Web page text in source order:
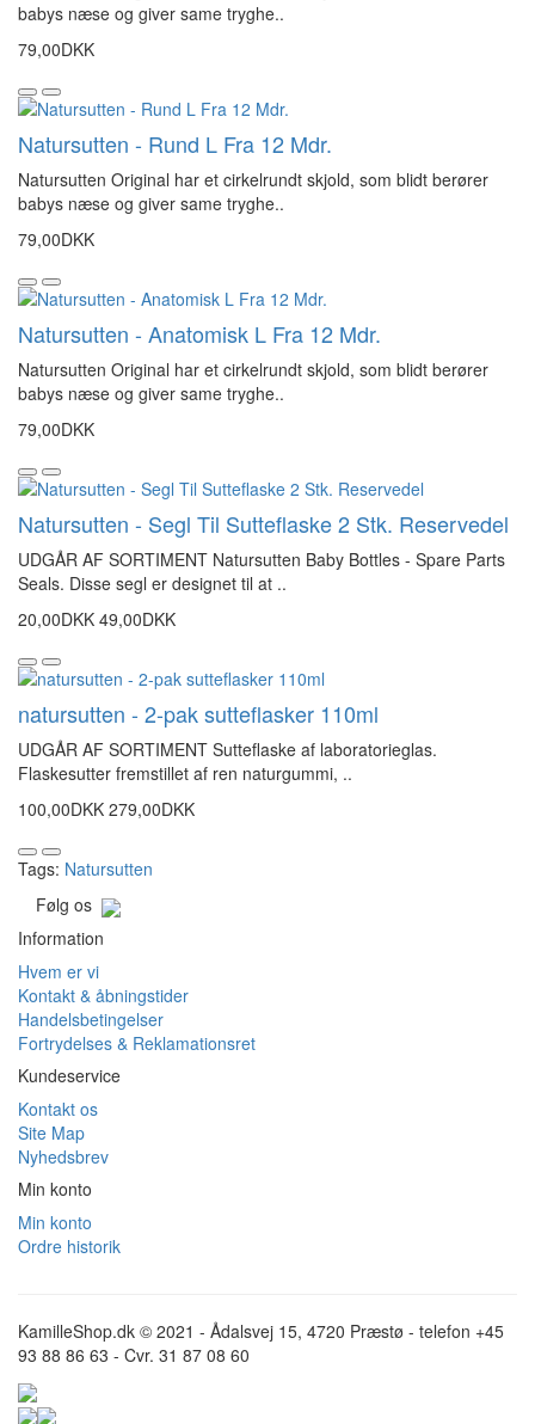
babys næse og giver same tryghe..
79,00DKK
Natursutten - Rund L Fra 12 Mdr.
Natursutten Original har et cirkelrundt skjold, som blidt berører
babys næse og giver same tryghe..
79,00DKK
Natursutten - Anatomisk L Fra 12 Mdr.
Natursutten Original har et cirkelrundt skjold, som blidt berører
babys næse og giver same tryghe..
79,00DKK
Natursutten - Segl Til Sutteflaske 2 Stk. Reservedel
UDGÅR AF SORTIMENT Natursutten Baby Bottles - Spare Parts
Seals. Disse segl er designet til at ..
20,00DKK 49,00DKK
natursutten - 2-pak sutteflasker 110ml
UDGÅR AF SORTIMENT Sutteflaske af laboratorieglas.
Flaskesutter fremstillet af ren naturgummi, ..
100,00DKK 279,00DKK
Tags: Natursutten
Følg os
Information
Hvem er vi
Kontakt & åbningstider
Handelsbetingelser
Fortrydelses & Reklamationsret
Kundeservice
Kontakt os
Site Map
Nyhedsbrev
Min konto
Min konto
Ordre historik
KamilleShop.dk © 2021 - Ådalsvej 15, 4720 Præstø - telefon +45
93 88 86 63 - Cvr. 31 87 08 60